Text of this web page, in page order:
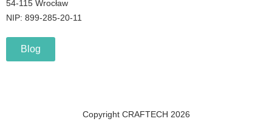
54-115 Wrocław
NIP: 899-285-20-11
Blog
Copyright CRAFTECH 2026